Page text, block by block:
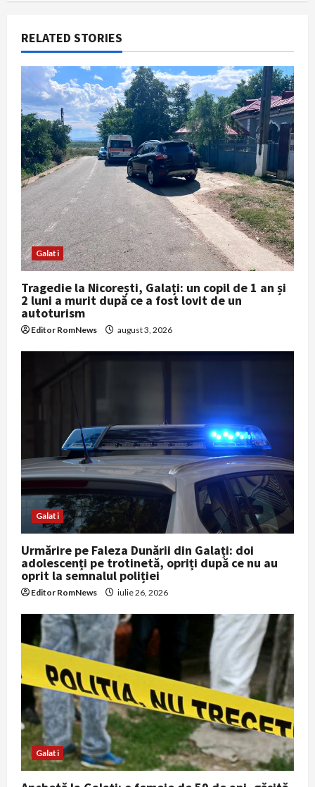
g
a
t
i
o
n
RELATED STORIES
Galati
Tragedie la Nicorești, Galați: un copil de 1 an și
2 luni a murit după ce a fost lovit de un
autoturism
Editor RomNews august 3, 2026
Galati
Urmărire pe Faleza Dunării din Galați: doi
adolescenți pe trotinetă, opriți după ce nu au
oprit la semnalul poliției
Editor RomNews iulie 26, 2026
Galati